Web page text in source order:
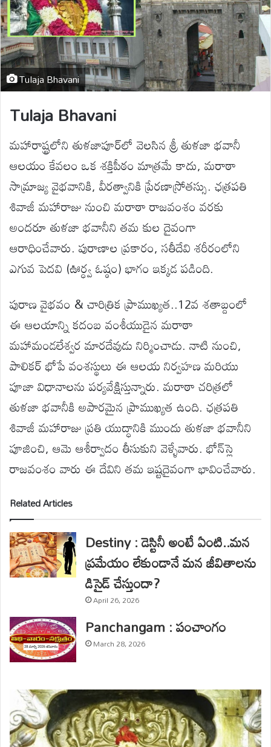
Tulaja Bhavani
Tulaja Bhavani
మహారాష్ట్రలోని తుళజాపూర్‌లో వెలసిన శ్రీ తుళజా భవానీ
ఆలయం కేవలం ఒక శక్తిపీఠం మాత్రమే కాదు, మరాఠా
సామ్రాజ్య వైభవానికి, వీరత్వానికి ప్రేరణాస్రోతస్సు. ఛత్రపతి
శివాజీ మహారాజు నుంచి మరాఠా రాజవంశం వరకు
అందరూ తుళజా భవానీని తమ కుల దైవంగా
ఆరాధించేవారు. పురాణాల ప్రకారం, సతీదేవి శరీరంలోని
ఎగువ పెదవి (ఊర్ధ్వ ఓష్ఠం) భాగం ఇక్కడ పడింది.
పురాణ వైభవం & చారిత్రిక ప్రాముఖ్యత..12వ శతాబ్దంలో
ఈ ఆలయాన్ని కదంబ వంశీయుడైన మరాఠా
మహామండలేశ్వర మారదేవుడు నిర్మించాడు. నాటి నుంచి,
పాలికర్ భోపే వంశస్థులు ఈ ఆలయ నిర్వహణ మరియు
పూజా విధానాలను పర్యవేక్షిస్తున్నారు. మరాఠా చరిత్రలో
తుళజా భవానీకి అపారమైన ప్రాముఖ్యత ఉంది. ఛత్రపతి
శివాజీ మహారాజు ప్రతి యుద్ధానికి ముందు తుళజా భవానీని
పూజించి, ఆమె ఆశీర్వాదం తీసుకుని వెళ్ళేవారు. భోన్‌స్లె
రాజవంశం వారు ఈ దేవిని తమ ఇష్టదైవంగా భావించేవారు.
Related Articles
Destiny : డెస్టినీ అంటే ఏంటి..మన
ప్రమేయం లేకుండానే మన జీవితాలను
డిసైడ్ చేస్తుందా?
April 26, 2026
Panchangam : పంచాంగం
March 28, 2026